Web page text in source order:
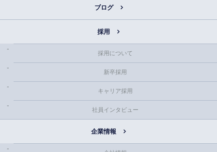
ブログ
採用
採用について
新卒採用
キャリア採用
社員インタビュー
企業情報